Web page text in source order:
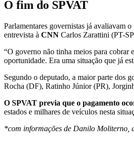
O fim do SPVAT
Parlamentares governistas já avaliavam
entrevista à CNN Carlos Zarattini (PT-
“O governo não tinha meios para cobrar
oportunidade. Era uma situação que já
Segundo o deputado, a maior parte dos
Rocha (DF), Ratinho Júnior (PR),
O SPVAT previa que o pagamento
estados e milhares de veículos nesta
*com informações de Danilo Moliterno,